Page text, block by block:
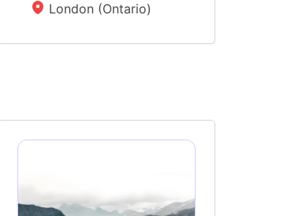
London (Ontario)